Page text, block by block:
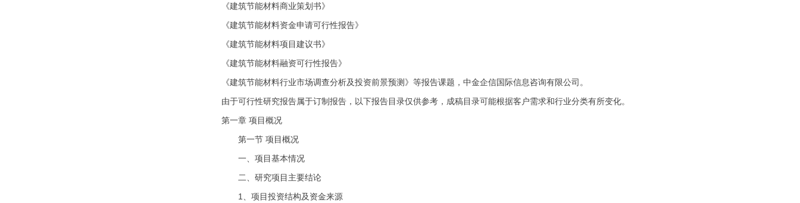
《建筑节能材料商业策划书》
《建筑节能材料资金申请可行性报告》
《建筑节能材料项目建议书》
《建筑节能材料融资可行性报告》
《建筑节能材料行业市场调查分析及投资前景预测》等报告课题，中金企信国际信息咨询有限公司。
由于可行性研究报告属于订制报告，以下报告目录仅供参考，成稿目录可能根据客户需求和行业分类有所变化。
第一章 项目概况
第一节 项目概况
一、项目基本情况
二、研究项目主要结论
1、项目投资结构及资金来源